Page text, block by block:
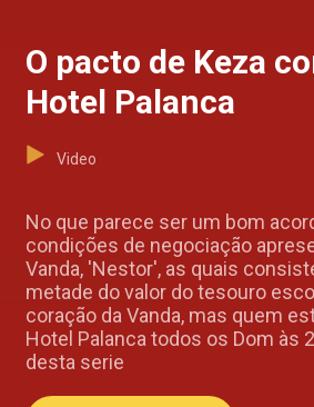
O pacto de Keza
Hotel Palanca
Video
No que parece ser um bom
condições de negociação
Vanda, 'Nestor', as quais
metade do valor do tesouro
coração da Vanda, mas quem
Hotel Palanca todos os Dom às
desta serie